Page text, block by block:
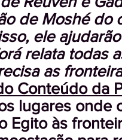
de Moshé do
ele
relata todas
as
Conteúdo da
lugares onde
Egito às